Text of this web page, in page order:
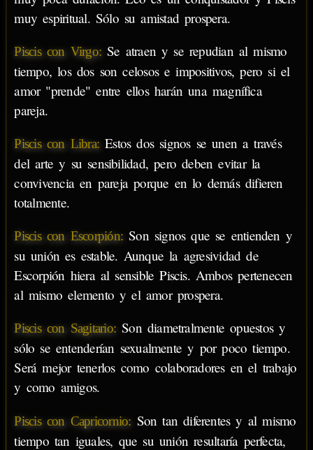
muy espiritual. Sólo su amistad prospera.
Piscis con Virgo: Se atraen y se repudian al mismo
tiempo, los dos son celosos e impositivos, pero si el
amor "prende" entre ellos harán una magnífica
pareja.
Piscis con Libra: Estos dos signos se unen a través
del arte y su sensibilidad, pero deben evitar la
convivencia en pareja porque en lo demás difieren
totalmente.
Piscis con Escorpión: Son signos que se entienden y
su unión es estable. Aunque la agresividad de
Escorpión hiera al sensible Piscis. Ambos pertenecen
al mismo elemento y el amor prospera.
Piscis con Sagitario: Son diametralmente opuestos y
sólo se entenderían sexualmente y por poco tiempo.
Será mejor tenerlos como colaboradores en el trabajo
y como amigos.
Piscis con Capricornio: Son tan diferentes y al mismo
tiempo tan iguales, que su unión resultaría perfecta,